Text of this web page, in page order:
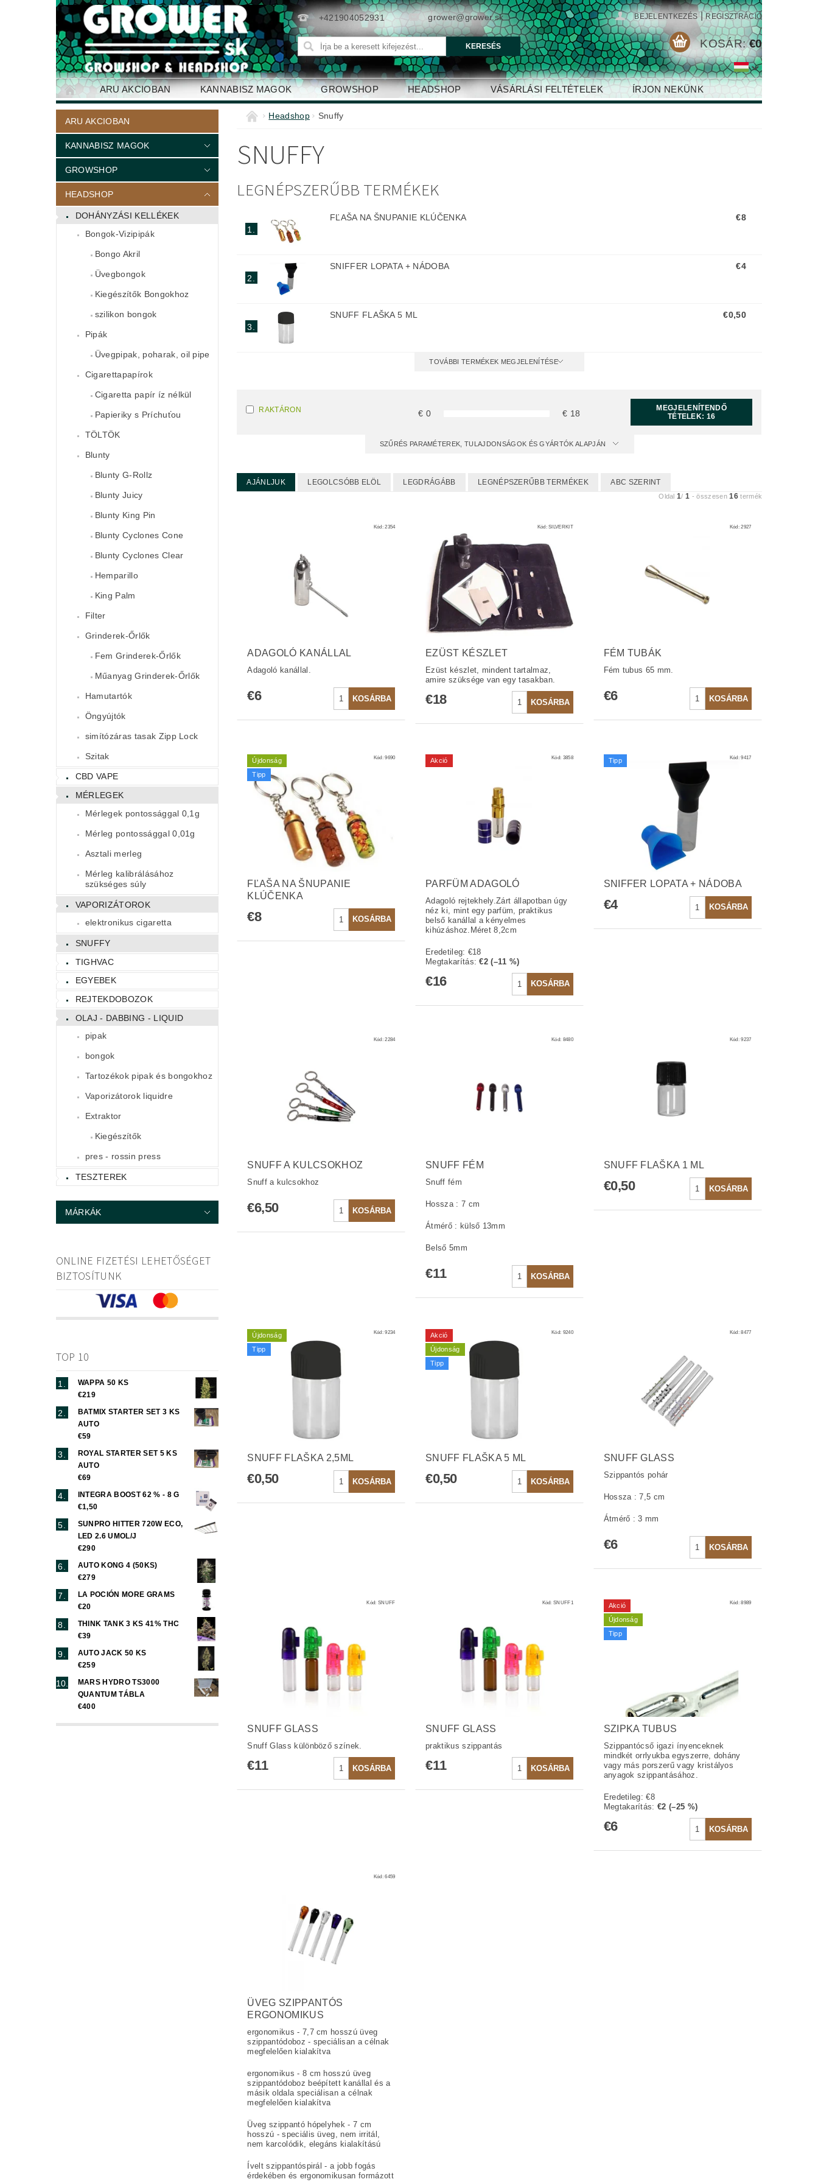
+421904052931 grower@grower.sk BEJELENTKEZÉS | REGISZTRÁCIÓ
KOSÁR: €0
ARU AKCIOBAN KANNABISZ MAGOK GROWSHOP HEADSHOP VÁSÁRLÁSI FELTÉTELEK ÍRJON NEKÜNK
ELÉRHETŐSÉG
ARU AKCIOBAN
KANNABISZ MAGOK
GROWSHOP
HEADSHOP
DOHÁNYZÁSI KELLÉKEK
Bongok-Vizipipák
Bongo Akril
Üvegbongok
Kiegészítők Bongokhoz
szilikon bongok
Pipák
Üvegpipak, poharak, oil pipe
Cigarettapapírok
Cigaretta papír íz nélkül
Papieriky s Príchuťou
TÖLTÖK
Blunty
Blunty G-Rollz
Blunty Juicy
Blunty King Pin
Blunty Cyclones Cone
Blunty Cyclones Clear
Hemparillo
King Palm
Filter
Grinderek-Őrlők
Fem Grinderek-Őrlők
Műanyag Grinderek-Őrlők
Hamutartók
Öngyújtók
simítózáras tasak Zipp Lock
Szitak
CBD VAPE
MÉRLEGEK
Mérlegek pontossággal 0,1g
Mérleg pontossággal 0,01g
Asztali merleg
Mérleg kalibrálásához
szükséges súly
VAPORIZÁTOROK
elektronikus cigaretta
SNUFFY
TIGHVAC
EGYEBEK
REJTEKDOBOZOK
OLAJ - DABBING - LIQUID
pipak
bongok
Tartozékok pipak és bongokhoz
Vaporizátorok liquidre
Extraktor
Kiegészítők
pres - rossin press
TESZTEREK
MÁRKÁK
ONLINE FIZETÉSI LEHETŐSÉGET
BIZTOSÍTUNK
TOP 10
WAPPA 50 KS
€219
BATMIX STARTER SET 3 KS
AUTO
€59
ROYAL STARTER SET 5 KS
AUTO
€69
INTEGRA BOOST 62 % - 8 G
€1,50
SUNPRO HITTER 720W ECO,
LED 2.6 UMOL/J
€290
AUTO KONG 4 (50KS)
€279
LA POCIÓN MORE GRAMS
€20
THINK TANK 3 KS 41% THC
€39
AUTO JACK 50 KS
€259
MARS HYDRO TS3000
QUANTUM TÁBLA
€400
Headshop Snuffy
SNUFFY
LEGNÉPSZERŰBB TERMÉKEK
1.
FĽAŠA NA ŠNUPANIE KLÚČENKA €8
2.
SNIFFER LOPATA + NÁDOBA €4
3.
SNUFF FLAŠKA 5 ML €0,50
TOVÁBBI TERMÉKEK MEGJELENÍTÉSE
RAKTÁRON €0 € 18
MEGJELENÍTENDŐ
TÉTELEK: 16
SZŰRÉS PARAMÉTEREK, TULAJDONSÁGOK ÉS GYÁRTÓK ALAPJÁN
AJÁNLJUK LEGOLCSÓBB ELÖL LEGDRÁGÁBB LEGNÉPSZERŰBB TERMÉKEK ABC SZERINT
Oldal1/1 -összesen16termék
Kód:2354
ADAGOLÓ KANÁLLAL
Adagoló kanállal.
€6
Kód:SILVERKIT
EZÜST KÉSZLET
Ezüst készlet, mindent tartalmaz,
amire szüksége van egy tasakban.
€18
Kód:2927
FÉM TUBÁK
Fém tubus 65 mm.
€6
Újdonság
Tipp
Kód:9690
FĽAŠA NA ŠNUPANIE
KLÚČENKA
€8
Akció Kód: 3858
PARFÜM ADAGOLÓ
Adagoló rejtekhely.Zárt állapotban úgy
néz ki, mint egy parfüm, praktikus
belső kanállal a kényelmes
kihúzáshoz.Méret 8,2cm
Eredetileg: €18
Megtakarítás:€2 (–11 %)
€16
Tipp Kód:9417
SNIFFER LOPATA + NÁDOBA
€4
Kód:2284
SNUFF A KULCSOKHOZ
Snuff a kulcsokhoz
€6,50
Kód: 8480
SNUFF FÉM
Snuff fém
Hossza : 7 cm
Átmérő : külső 13mm
Belső 5mm
€11
Kód:9237
SNUFF FLAŠKA 1 ML
€0,50
Újdonság
Tipp
Kód:9234
SNUFF FLAŠKA 2,5ML
€0,50
Akció
Újdonság
Tipp
Kód: 9240
SNUFF FLAŠKA 5 ML
€0,50
Kód:8477
SNUFF GLASS
Szippantós pohár
Hossza : 7,5 cm
Átmérő : 3 mm
€6
Kód: SNUFF
SNUFF GLASS
Snuff Glass különböző színek.
€11
Kód:SNUFF1
SNUFF GLASS
praktikus szippantás
€11
Akció
Újdonság
Tipp
Kód:8989
SZIPKA TUBUS
Szippantócső igazi ínyenceknek
mindkét orrlyukba egyszerre, dohány
vagy más porszerű vagy kristályos
anyagok szippantásához.
Eredetileg:€8
Megtakarítás:€2 (–25 %)
€6
Kód:6459
ÜVEG SZIPPANTÓS
ERGONOMIKUS
ergonomikus - 7,7 cm hosszú üveg
szippantódoboz - speciálisan a célnak
megfelelően kialakítva
ergonomikus - 8 cm hosszú üveg
szippantódoboz beépített kanállal és a
másik oldala speciálisan a célnak
megfelelően kialakítva
Üveg szippantó hópelyhek - 7 cm
hosszú - speciális üveg, nem irritál,
nem karcolódik, elegáns kialakítású
Ívelt szippantóspirál - a jobb fogás
érdekében és ergonomikusan formázott